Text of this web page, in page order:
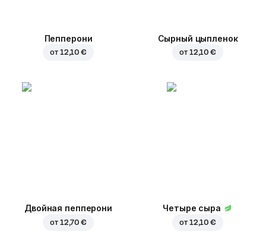
Пепперони
от 12,10 €
Сырный цыпленок
от 12,10 €
Двойная пепперони
от 12,70 €
Четыре сыра
от 12,10 €